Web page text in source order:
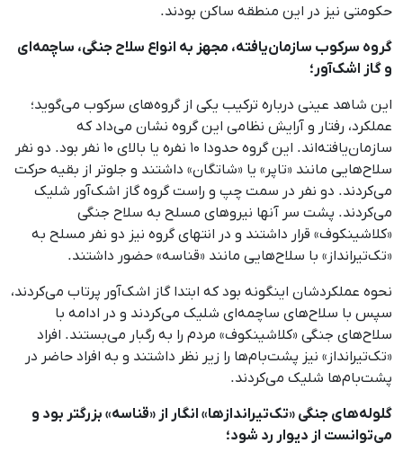
حکومتی نیز در این منطقه ساکن بودند.
گروه‌ سرکوب سازمان‌یافته، مجهز به انواع سلاح جنگی، ساچمه‌ای
و گاز اشک‌آور؛
این شاهد عینی درباره ترکیب یکی از گروه‌های سرکوب می‌گوید؛
عملکرد، رفتار و آرایش نظامی این گروه نشان می‌داد که
سازمان‌یافته‌اند. این گروه حدودا ۱۰ نفره یا بالای ۱۰ نفر بود. دو نفر
سلاح‌هایی مانند «تاپر» یا «شاتگان» داشتند و جلوتر از بقیه حرکت
می‌کردند. دو نفر در سمت چپ و راست گروه گاز اشک‌آور شلیک
می‌کردند. پشت سر آنها نیروهای مسلح به سلاح جنگی
«کلاشینکوف» قرار داشتند و در انتهای گروه نیز دو نفر مسلح به
«تک‌تیرانداز» با سلاح‌هایی مانند «قناسه» حضور داشتند.
نحوه عملکردشان اینگونه بود که ابتدا گاز اشک‌آور پرتاب می‌کردند،
سپس با سلاح‌های ساچمه‌ای شلیک می‌کردند و در ادامه با
سلاح‌های جنگی «کلاشینکوف» مردم را به رگبار می‌بستند. افراد
«تک‌تیرانداز» نیز پشت‌بام‌ها را زیر نظر داشتند و به افراد حاضر در
پشت‌بام‌ها شلیک می‌کردند.
گلوله‌های جنگی «تک‌تیراندازها» انگار از «قناسه» بزرگتر بود و
می‌توانست از دیوار رد شود؛